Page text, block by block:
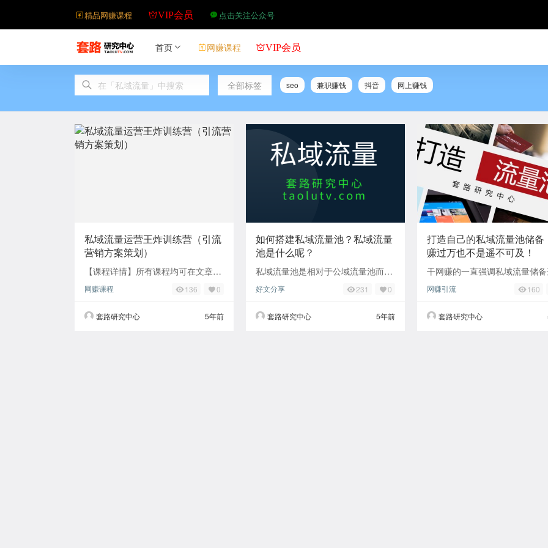
精品网赚课程 VIP会员 点击关注公众号
首页 网赚课程 VIP会员
全部标签 seo 兼职赚钱 抖音 网上赚钱
私域流量运营王炸训练营（引流
营销方案策划）
【课程详情】所有课程均可在文章底
难度，越来越大 2，流量成本，越来
网赚课程 136 0
套路研究中心 5年前
如何搭建私域流量池？私域流量
池是什么呢？
私域流量池是相对于公域流量池而言
住用户，提升经营效益。因此私域流
好文分享 231 0
套路研究中心 5年前
打造自己的私域流量池储备
赚过万也不是遥不可及！
干网赚的一直强调私域流量储
流量的渴望却万年不变，如果
网赚引流 160
套路研究中心